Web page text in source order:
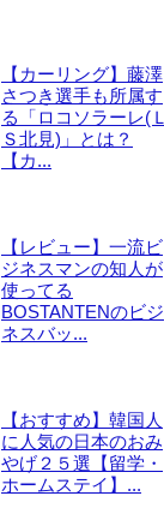
【カーリング】藤澤
さつき選手も所属す
る「ロコソラーレ(Ｌ
Ｓ北見)」とは？
【カ...
【レビュー】一流ビ
ジネスマンの知人が
使ってる
BOSTANTENのビジ
ネスバッ...
【おすすめ】韓国人
に人気の日本のおみ
やげ２５選【留学・
ホームステイ】...